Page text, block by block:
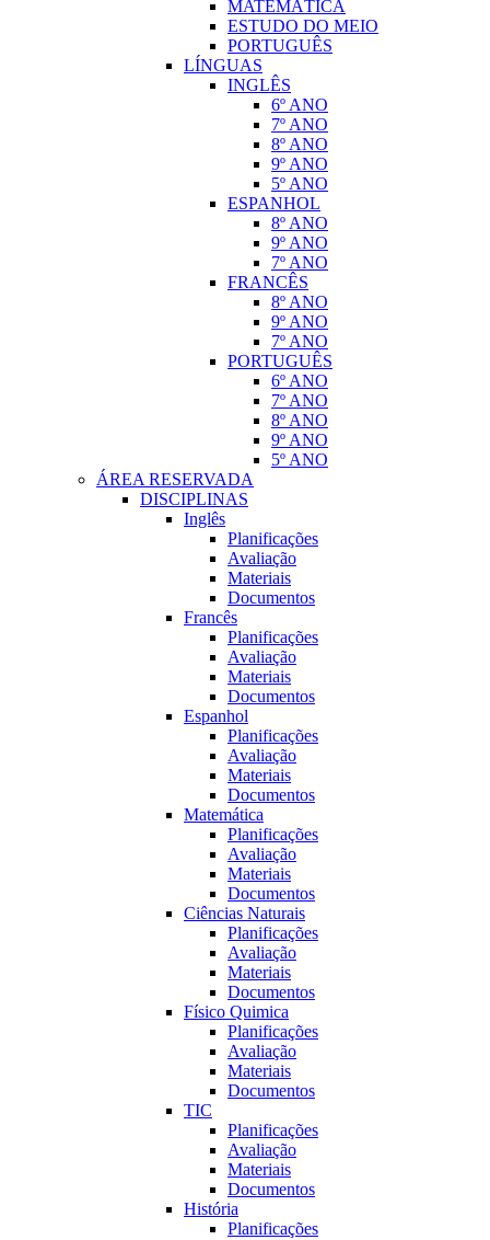
MATEMÁTICA
ESTUDO DO MEIO
PORTUGUÊS
LÍNGUAS
INGLÊS
6º ANO
7º ANO
8º ANO
9º ANO
5º ANO
ESPANHOL
8º ANO
9º ANO
7º ANO
FRANCÊS
8º ANO
9º ANO
7º ANO
PORTUGUÊS
6º ANO
7º ANO
8º ANO
9º ANO
5º ANO
ÁREA RESERVADA
DISCIPLINAS
Inglês
Planificações
Avaliação
Materiais
Documentos
Francês
Planificações
Avaliação
Materiais
Documentos
Espanhol
Planificações
Avaliação
Materiais
Documentos
Matemática
Planificações
Avaliação
Materiais
Documentos
Ciências Naturais
Planificações
Avaliação
Materiais
Documentos
Fí­sico Quimica
Planificações
Avaliação
Materiais
Documentos
TIC
Planificações
Avaliação
Materiais
Documentos
História
Planificações